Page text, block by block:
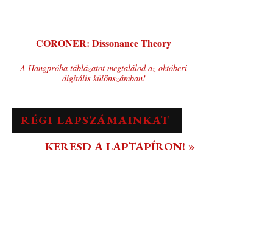
CORONER: Dissonance Theory
A Hangpróba táblázatot megtalálod az októberi
digitális különszámban!
RÉGI LAPSZÁMAINKAT
KERESD A LAPTAPÍRON! »